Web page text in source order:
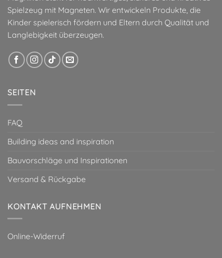
Spielzeug mit Magneten. Wir entwickeln Produkte, die
Kinder spielerisch fördern und Eltern durch Qualität und
Langlebigkeit überzeugen.
SEITEN
FAQ
Building ideas and inspiration
Bauvorschläge und Inspirationen
Versand & Rückgabe
KONTAKT AUFNEHMEN
Online-Widerruf